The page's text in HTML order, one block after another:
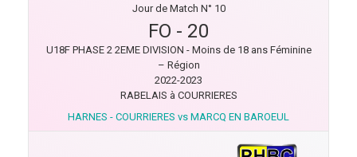
Jour de Match N° 10
FO - 20
U18F PHASE 2 2EME DIVISION - Moins de 18 ans Féminine
– Région
2022-2023
RABELAIS à COURRIERES
HARNES - COURRIERES vs MARCQ EN BAROEUL